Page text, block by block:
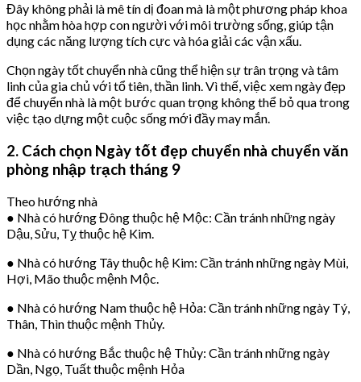
Đây không phải là mê tín dị đoan mà là một phương pháp khoa
học nhằm hòa hợp con người với môi trường sống, giúp tận
dụng các năng lượng tích cực và hóa giải các vận xấu.
Chọn ngày tốt chuyển nhà cũng thể hiện sự trân trọng và tâm
linh của gia chủ với tổ tiên, thần linh. Vì thế, việc xem ngày đẹp
để chuyển nhà là một bước quan trọng không thể bỏ qua trong
việc tạo dựng một cuộc sống mới đầy may mắn.
2. Cách chọn Ngày tốt đẹp chuyển nhà chuyển văn
phòng nhập trạch tháng 9
Theo hướng nhà
● Nhà có hướng Đông thuộc hệ Mộc: Cần tránh những ngày
Dậu, Sửu, Tỵ thuộc hệ Kim.
● Nhà có hướng Tây thuộc hệ Kim: Cần tránh những ngày Mùi,
Hợi, Mão thuộc mệnh Mộc.
● Nhà có hướng Nam thuộc hệ Hỏa: Cần tránh những ngày Tý,
Thân, Thìn thuộc mệnh Thủy.
● Nhà có hướng Bắc thuộc hệ Thủy: Cần tránh những ngày
Dần, Ngọ, Tuất thuộc mệnh Hỏa